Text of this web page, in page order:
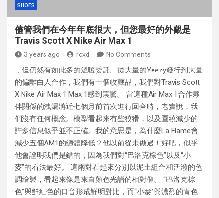
SHOES
儘管我們在今年年底很大，但您最好的外觀是
Travis Scott X Nike Air Max 1
3 years ago rcxd No Comments
，但仍然有如此多的溫暖委託。從大量的Yeezy發行到大量
的偏離白人合作，我們有一個收藏品，我們對Travis Scott
X Nike Air Max 1 Max 1感到震驚。 當這種Air Max 1合作夥
伴關係的洩漏將近七個月前首次進行回合時，老實說，我
們沒有任何概念。模型看起來有些狡猾，以及圍繞減少的
許多信息似乎並不正確。我的意思是，為什麼La Flame會
減少五個AM1的總體降低？他以前從未做過！好吧，似乎
他會證明我們是錯的，因為我們對“巴洛克棕色”以及“小
麥”的看法最好。 這兩對看起來分別以泥土組合和活潑的色
調繪製，看起來像是來自顏色光譜的相對側。 “巴洛克棕
色”與鮮紅色的口音形成鮮明對比，而“小麥”與濃烈的青色